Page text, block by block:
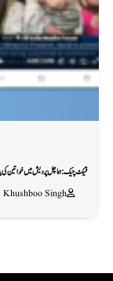
فیکٹ چیک: ہماچل پردیش میں خواتین کی
Khushboo Singh